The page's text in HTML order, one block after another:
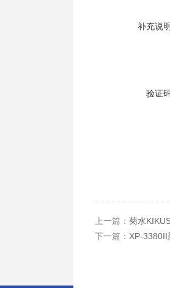
补充说
验证
上一篇： 菊水
下一篇： XP-3380II